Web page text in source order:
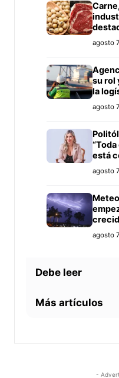
agosto
su rol
la
agosto
está
agosto
agosto
Debe leer
Más artículos
agosto
-